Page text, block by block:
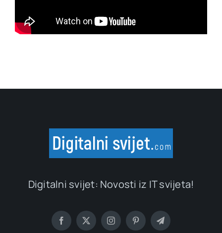
Digitalni svijet: Novosti iz IT svijeta!